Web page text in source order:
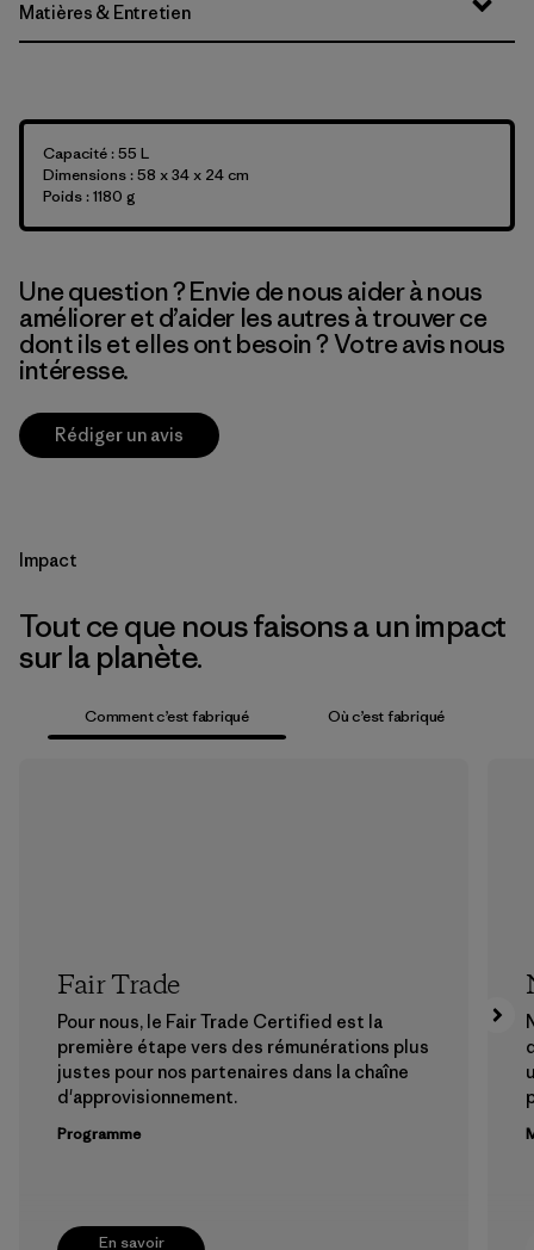
Matières & Entretien
Capacité : 55 L
Dimensions : 58 x 34 x 24 cm
Poids : 1180 g
Une question ? Envie de nous aider à nous
améliorer et d’aider les autres à trouver ce
dont ils et elles ont besoin ? Votre avis nous
intéresse.
Rédiger un avis
Impact
Tout ce que nous faisons a un impact
sur la planète.
Comment c’est fabriqué Où c’est fabriqué
En savoir
Fair Trade
Pour nous, le Fair Trade Certified est la
première étape vers des rémunérations plus
justes pour nos partenaires dans la chaîne
d'approvisionnement.
Programme